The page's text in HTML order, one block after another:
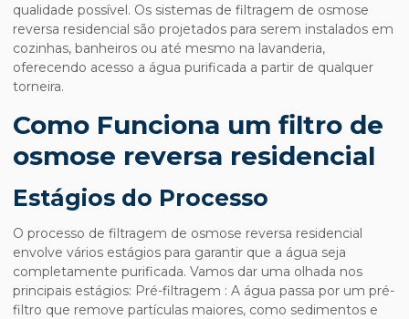
qualidade possível. Os sistemas de filtragem de osmose
reversa residencial são projetados para serem instalados em
cozinhas, banheiros ou até mesmo na lavanderia,
oferecendo acesso a água purificada a partir de qualquer
torneira.
Como Funciona um filtro de
osmose reversa residencial
Estágios do Processo
O processo de filtragem de osmose reversa residencial
envolve vários estágios para garantir que a água seja
completamente purificada. Vamos dar uma olhada nos
principais estágios: Pré-filtragem : A água passa por um pré-
filtro que remove partículas maiores, como sedimentos e